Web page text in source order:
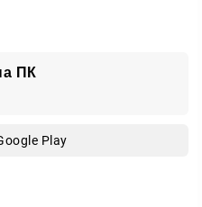
ПК
Play